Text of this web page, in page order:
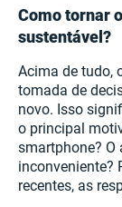
Como tornar
sustentável?
Acima de tudo,
tomada de
novo. Isso
o principal
smartphone? O
inconveniente?
recentes, as